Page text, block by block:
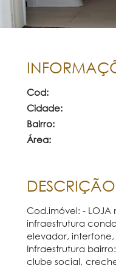
Cod:
Cidade:
Bairro:
Área:
Cod.imóvel: - LOJA
infraestrutura
elevador,
Infraestrutura bairro:
clube social,